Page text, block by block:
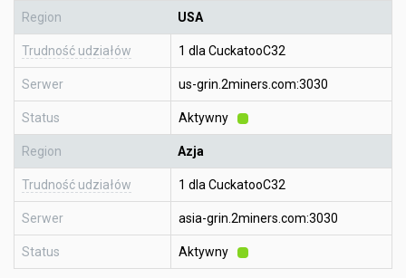
Region USA
Trudność udziałów 1 dla CuckatooC32
Serwer us-grin.2miners.com:3030
Status Aktywny
Region Azja
Trudność udziałów 1 dla CuckatooC32
Serwer asia-grin.2miners.com:3030
Status Aktywny